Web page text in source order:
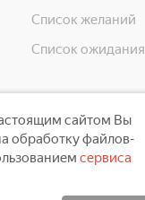
Список желаний
Список ожидания
сайтом Вы
обработку файлов-
сервиса